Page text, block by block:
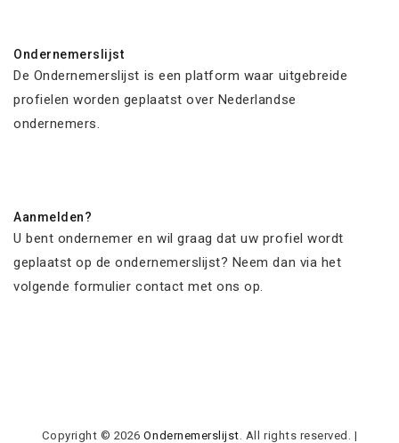
Ondernemerslijst
De Ondernemerslijst is een platform waar uitgebreide
profielen worden geplaatst over Nederlandse
ondernemers.
Aanmelden?
U bent ondernemer en wil graag dat uw profiel wordt
geplaatst op de ondernemerslijst? Neem dan via het
volgende formulier contact met ons op.
Copyright © 2026Ondernemerslijst. All rights reserved. |